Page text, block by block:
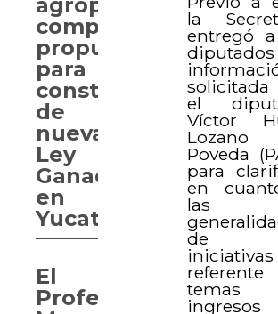
la
entregó
solicitada
el
Víctor
Lozano
Poveda
para
en
las
de
iniciativas
temas
ingresos
comparten
propuestas
para
construcción
de
nueva
Ley
Ganadera
en
Yucatán
El
Profesor